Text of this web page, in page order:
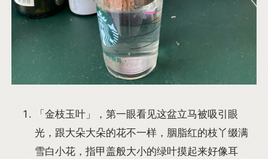
「金枝玉叶」，第一眼看见这盆立马被吸引眼
光，跟大朵大朵的花不一样，胭脂红的枝丫缀满
雪白小花，指甲盖般大小的绿叶摸起来好像耳